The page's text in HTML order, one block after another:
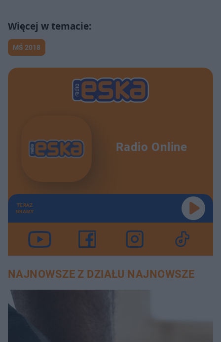
MŚ 2018
Radio Online
TERAZ
GRAMY
NAJNOWSZE Z DZIAŁU NAJNOWSZE